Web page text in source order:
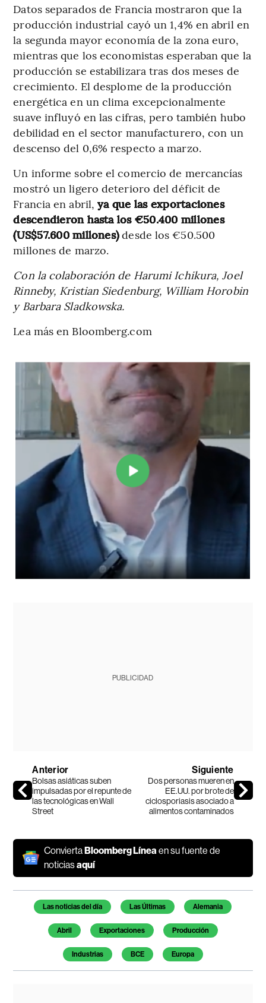
Datos separados de Francia mostraron que la
producción industrial cayó un 1,4% en abril en
la segunda mayor economía de la zona euro,
mientras que los economistas esperaban que la
producción se estabilizara tras dos meses de
crecimiento. El desplome de la producción
energética en un clima excepcionalmente
suave influyó en las cifras, pero también hubo
debilidad en el sector manufacturero, con un
descenso del 0,6% respecto a marzo.
Un informe sobre el comercio de mercancías
mostró un ligero deterioro del déficit de
Francia en abril,ya que las exportaciones
descendieron hasta los €50.400 millones
(US$57.600 millones)desde los €50.500
millones de marzo.
Con la colaboración de Harumi Ichikura, Joel
Rinneby, Kristian Siedenburg, William Horobin
y Barbara Sladkowska.
Lea más en Bloomberg.com
PUBLICIDAD
Anterior
Bolsas asiáticas suben
impulsadas por el repunte de
las tecnológicas en Wall
Street
Siguiente
Dos personas mueren en
EE.UU. por brote de
ciclosporiasis asociado a
alimentos contaminados
ConviertaBloomberg Línea en su fuente de
noticiasaquí
Temas de este artículo
Las noticias del día Las Últimas Alemania
Abril Exportaciones Producción
Industrias BCE Europa